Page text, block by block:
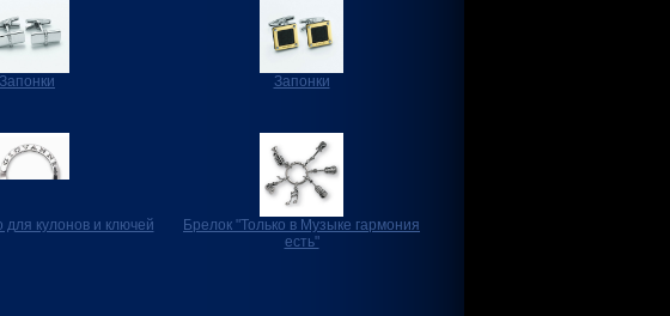
Запонки Запонки
для кулонов и ключей
Брелок "Только в Музыке гармония
есть"